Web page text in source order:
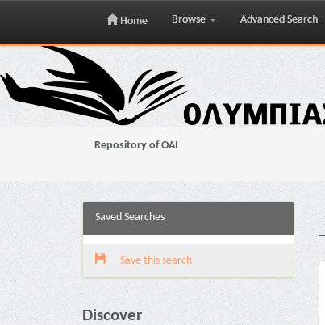
Skip
navigation
Home Browse Advanced Search
Repository of OAI
Saved Searches
Save this search
Discover